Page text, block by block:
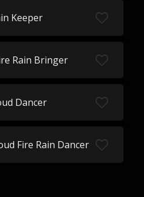
Keeper
Rain Bringer
Dancer
Fire Rain Dancer